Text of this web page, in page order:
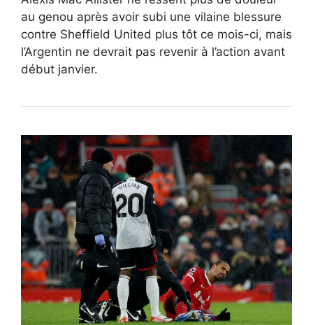
au genou après avoir subi une vilaine blessure
contre Sheffield United plus tôt ce mois-ci, mais
l’Argentin ne devrait pas revenir à l’action avant
début janvier.